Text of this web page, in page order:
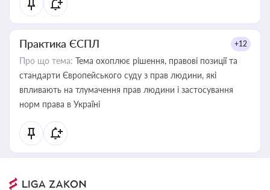
Практика ЄСПЛ +12
Про що тема: Тема охоплює рішення, правові позиції та
стандарти Європейського суду з прав людини, які
впливають на тлумачення прав людини і застосування
норм права в Україні